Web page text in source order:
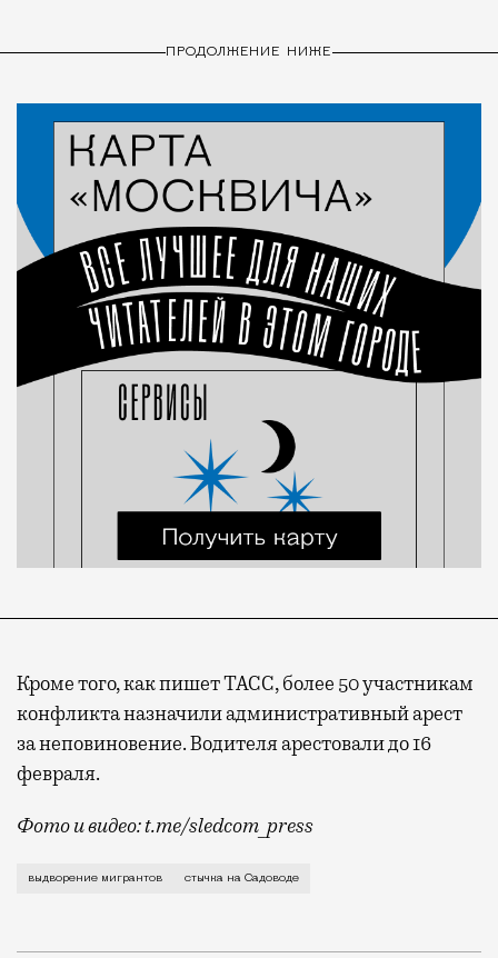
ПРОДОЛЖЕНИЕ НИЖЕ
Кроме того, как пишет ТАСС, более 50 участникам
конфликта назначили административный арест
за неповиновение. Водителя арестовали до 16
февраля.
Фото и видео: t.me/sledcom_press
Стычка с полицейскими, которую СМИ обсуждали
выдворение мигрантов стычка на Садоводе